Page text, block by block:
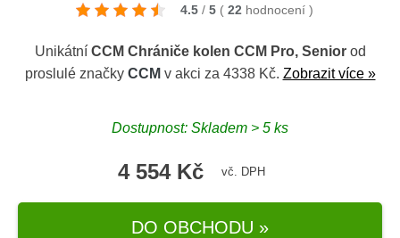
4.5 / 5 ( 22 hodnocení )
Unikátní CCM Chrániče kolen CCM Pro, Seniorod
proslulé značky CCM v akci za 4338 Kč. Zobrazit více »
Dostupnost: Skladem > 5 ks
4 554 Kč vč. DPH
DO OBCHODU »